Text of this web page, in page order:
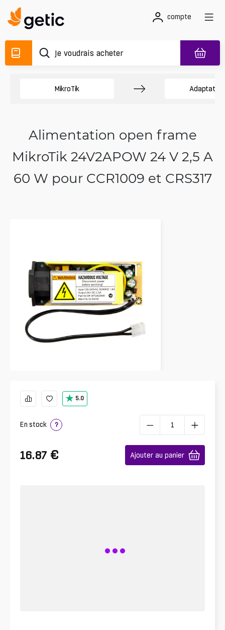
compte
MikroTik
Alimentation open frame
MikroTik 24V2APOW 24 V 2,5 A
60 W pour CCR1009 et CRS317
5.0
En stock ?
16.87 € Ajouter au panier